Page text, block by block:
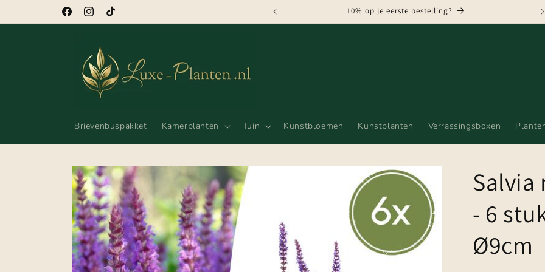
content
FacebookInstagram
TikTok
GRATIS VERZENDING VANAF € 75,-
Brievenbuspakket Kamerplanten Tuin Kunstbloemen Kunstplanten Verrassingsboxen
Ga direct naar
productinformatie
Salvia
- 6
Ø9cm